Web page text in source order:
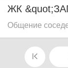
ЖК
Общение